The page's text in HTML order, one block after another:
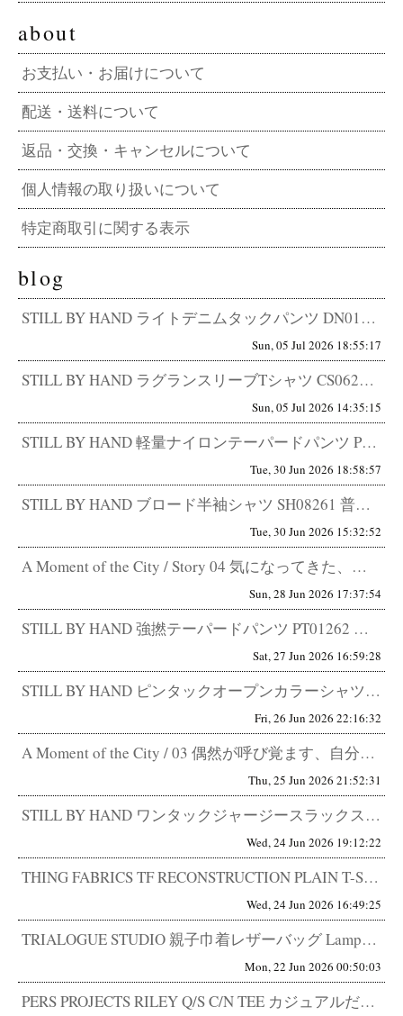
about
お支払い・お届けについて
配送・送料について
返品・交換・キャンセルについて
個人情報の取り扱いについて
特定商取引に関する表示
blog
STILL BY HAND ライトデニムタックパンツ DN01262 その軽さ、デニムの常識外。5.5オンスで迎える、真...
Sun, 05 Jul 2026 18:55:17
STILL BY HAND ラグランスリーブTシャツ CS06262 感じ取れますか？細部に宿る、卓越したセンスを。 T...
Sun, 05 Jul 2026 14:35:15
STILL BY HAND 軽量ナイロンテーパードパンツ PT04262 快適さと品の両立。 STILL BY HAND...
Tue, 30 Jun 2026 18:58:57
STILL BY HAND ブロード半袖シャツ SH08261 普通ではない、普通。デザインを気付かせないデザイン。 こ...
Tue, 30 Jun 2026 15:32:52
A Moment of the City / Story 04 気になってきた、アメカジ。 中野区在住 34歳 会社員 ...
Sun, 28 Jun 2026 17:37:54
STILL BY HAND 強撚テーパードパンツ PT01262 きちんと見せるためではない。 格好良く見せるためのスラ...
Sat, 27 Jun 2026 16:59:28
STILL BY HAND ピンタックオープンカラーシャツ SH07261 普通に見えてしまうほど、作り込まれている。 ...
Fri, 26 Jun 2026 22:16:32
A Moment of the City / 03 偶然が呼び覚ます、自分のBPM 都内在住 53歳 町中華ならぬ町セレ...
Thu, 25 Jun 2026 21:52:31
STILL BY HAND ワンタックジャージースラックス CS06261 快適なパンツは増えた。 最近は本当に快適なパ...
Wed, 24 Jun 2026 19:12:22
THING FABRICS TF RECONSTRUCTION PLAIN T-SHIRT 高機能生地の概念を変える一枚...
Wed, 24 Jun 2026 16:49:25
TRIALOGUE STUDIO 親子巾着レザーバッグ Lampa別注 ほぼ自分のため。巾着を、ここまで本気で作る。 正...
Mon, 22 Jun 2026 00:50:03
PERS PROJECTS RILEY Q/S C/N TEE カジュアルだけど、品がある。 都市型ベースボールTEE。...